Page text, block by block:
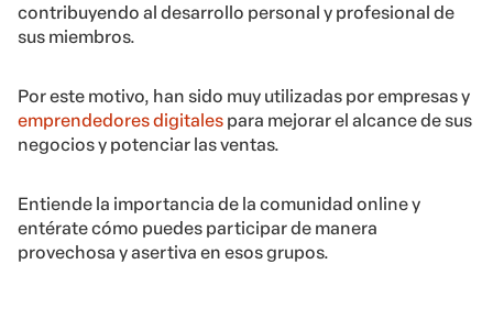
contribuyendo al desarrollo personal y profesional de
sus miembros.
Por este motivo, han sido muy utilizadas por empresas y
emprendedores digitales para mejorar el alcance de sus
negocios y potenciar las ventas.
Entiende la importancia de la comunidad online y
entérate cómo puedes participar de manera
provechosa y asertiva en esos grupos.